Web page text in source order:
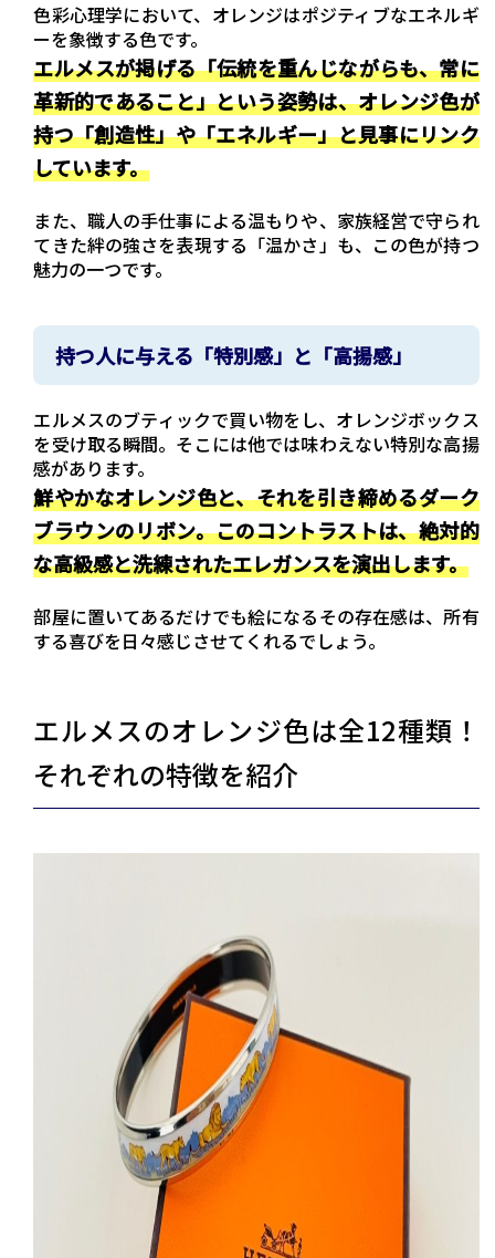
色彩心理学において、オレンジはポジティブなエネルギ
ーを象徴する色です。
エルメスが掲げる「伝統を重んじながらも、常に
革新的であること」という姿勢は、オレンジ色が
持つ「創造性」や「エネルギー」と見事にリンク
しています。
また、職人の手仕事による温もりや、家族経営で守られ
てきた絆の強さを表現する「温かさ」も、この色が持つ
魅力の一つです。
持つ人に与える「特別感」と「高揚感」
エルメスのブティックで買い物をし、オレンジボックス
を受け取る瞬間。そこには他では味わえない特別な高揚
感があります。
鮮やかなオレンジ色と、それを引き締めるダーク
ブラウンのリボン。このコントラストは、絶対的
な高級感と洗練されたエレガンスを演出します。
部屋に置いてあるだけでも絵になるその存在感は、所有
する喜びを日々感じさせてくれるでしょう。
エルメスのオレンジ色は全12種類！
それぞれの特徴を紹介